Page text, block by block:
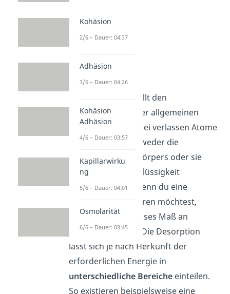
Desorption
stellt den
Umkehrvorgang der allgemeinen
Sorption dar. Hierbei verlassen Atome
oder Moleküle entweder die
Oberfläche eines Körpers oder sie
werden aus einer Flüssigkeit
herausgezogen
. Wenn du eine
Desorption ausführen möchtest,
musst du ein gewisses Maß an
Energiezuführen. Die Desorption
lässt sich je nach Herkunft der
erforderlichen Energie in
unterschiedliche Bereiche einteilen.
So existieren beispielsweise eine
Kohäsion
2/6 – Dauer: 04:37
Adhäsion
3/6 – Dauer: 04:26
Kohäsion
Adhäsion
4/6 – Dauer: 03:57
Kapillarwirku
ng
5/6 – Dauer: 04:01
Osmolarität
6/6 – Dauer: 03:45